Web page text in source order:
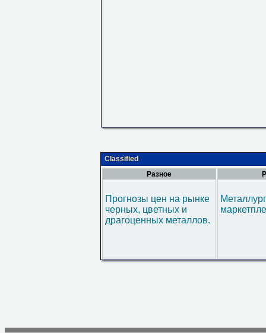
Classified
Разное
Прогнозы цен на рынке
черных, цветных и
драгоценных металлов.